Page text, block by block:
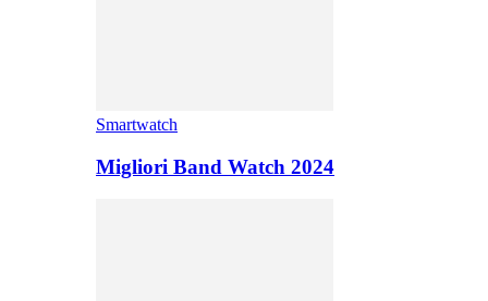
Smartwatch
Migliori Band Watch 2024